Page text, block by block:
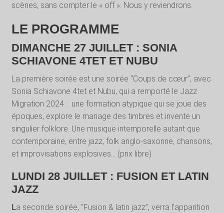
scènes, sans compter le « off ». Nous y reviendrons.
LE PROGRAMME
DIMANCHE 27 JUILLET: SONIA
SCHIAVONE 4TET ET NUBU
La première soirée est une soirée “Coups de cœur”, avec
Sonia Schiavone 4tet et Nubu, qui a remporté le Jazz
Migration 2024 : une formation atypique qui se joue des
époques, explore le mariage des timbres et invente un
singulier folklore. Une musique intemporelle autant que
contemporaine, entre jazz, folk anglo-saxonne, chansons,
et improvisations explosives… (prix libre)
LUNDI 28 JUILLET : FUSION ET LATIN
JAZZ
La seconde soirée, “Fusion & latin jazz”, verra l’apparition